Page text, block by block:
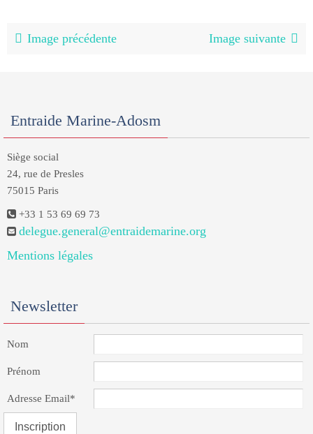
Image précédente Image suivante
Entraide Marine-Adosm
Siège social
24, rue de Presles
75015 Paris
+33 1 53 69 69 73
delegue.general@entraidemarine.org
Mentions légales
Newsletter
Nom
Prénom
Adresse Email*